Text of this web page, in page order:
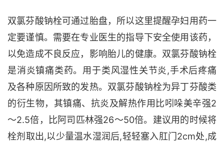
双氯芬酸钠栓可通过胎盘，所以这里提醒孕妇用药一
定要谨慎。需要在专业医生的指导下安全使用该药，
以免造成不良反应，影响胎儿的健康。双氯芬酸钠栓
是消炎镇痛类药。用于类风湿性关节炎 ,手术后疼痛
及各种原因所致的发热。双氯芬酸钠栓为异丁芬酸类
的衍生物，其镇痛、抗炎及解热作用比吲哚美辛强2
～2.5倍，比阿司匹林强26～50倍。建议用的时候将
栓剂取出,以少量温水湿润后,轻轻塞入肛门2cm处,成